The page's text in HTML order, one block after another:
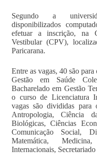
Segundo a
disponibilizados
efetuar a inscrição, na
Vestibular (CPV),
Paricarana.
Entre as vagas, 40 são
Gestão em Saúde
Bacharelado em Gestão
o curso de Licenciatura
vagas são divididas para
Antropologia, Ciência
Biológicas, Ciências
Comunicação Social,
Matemática,
Internacionais,